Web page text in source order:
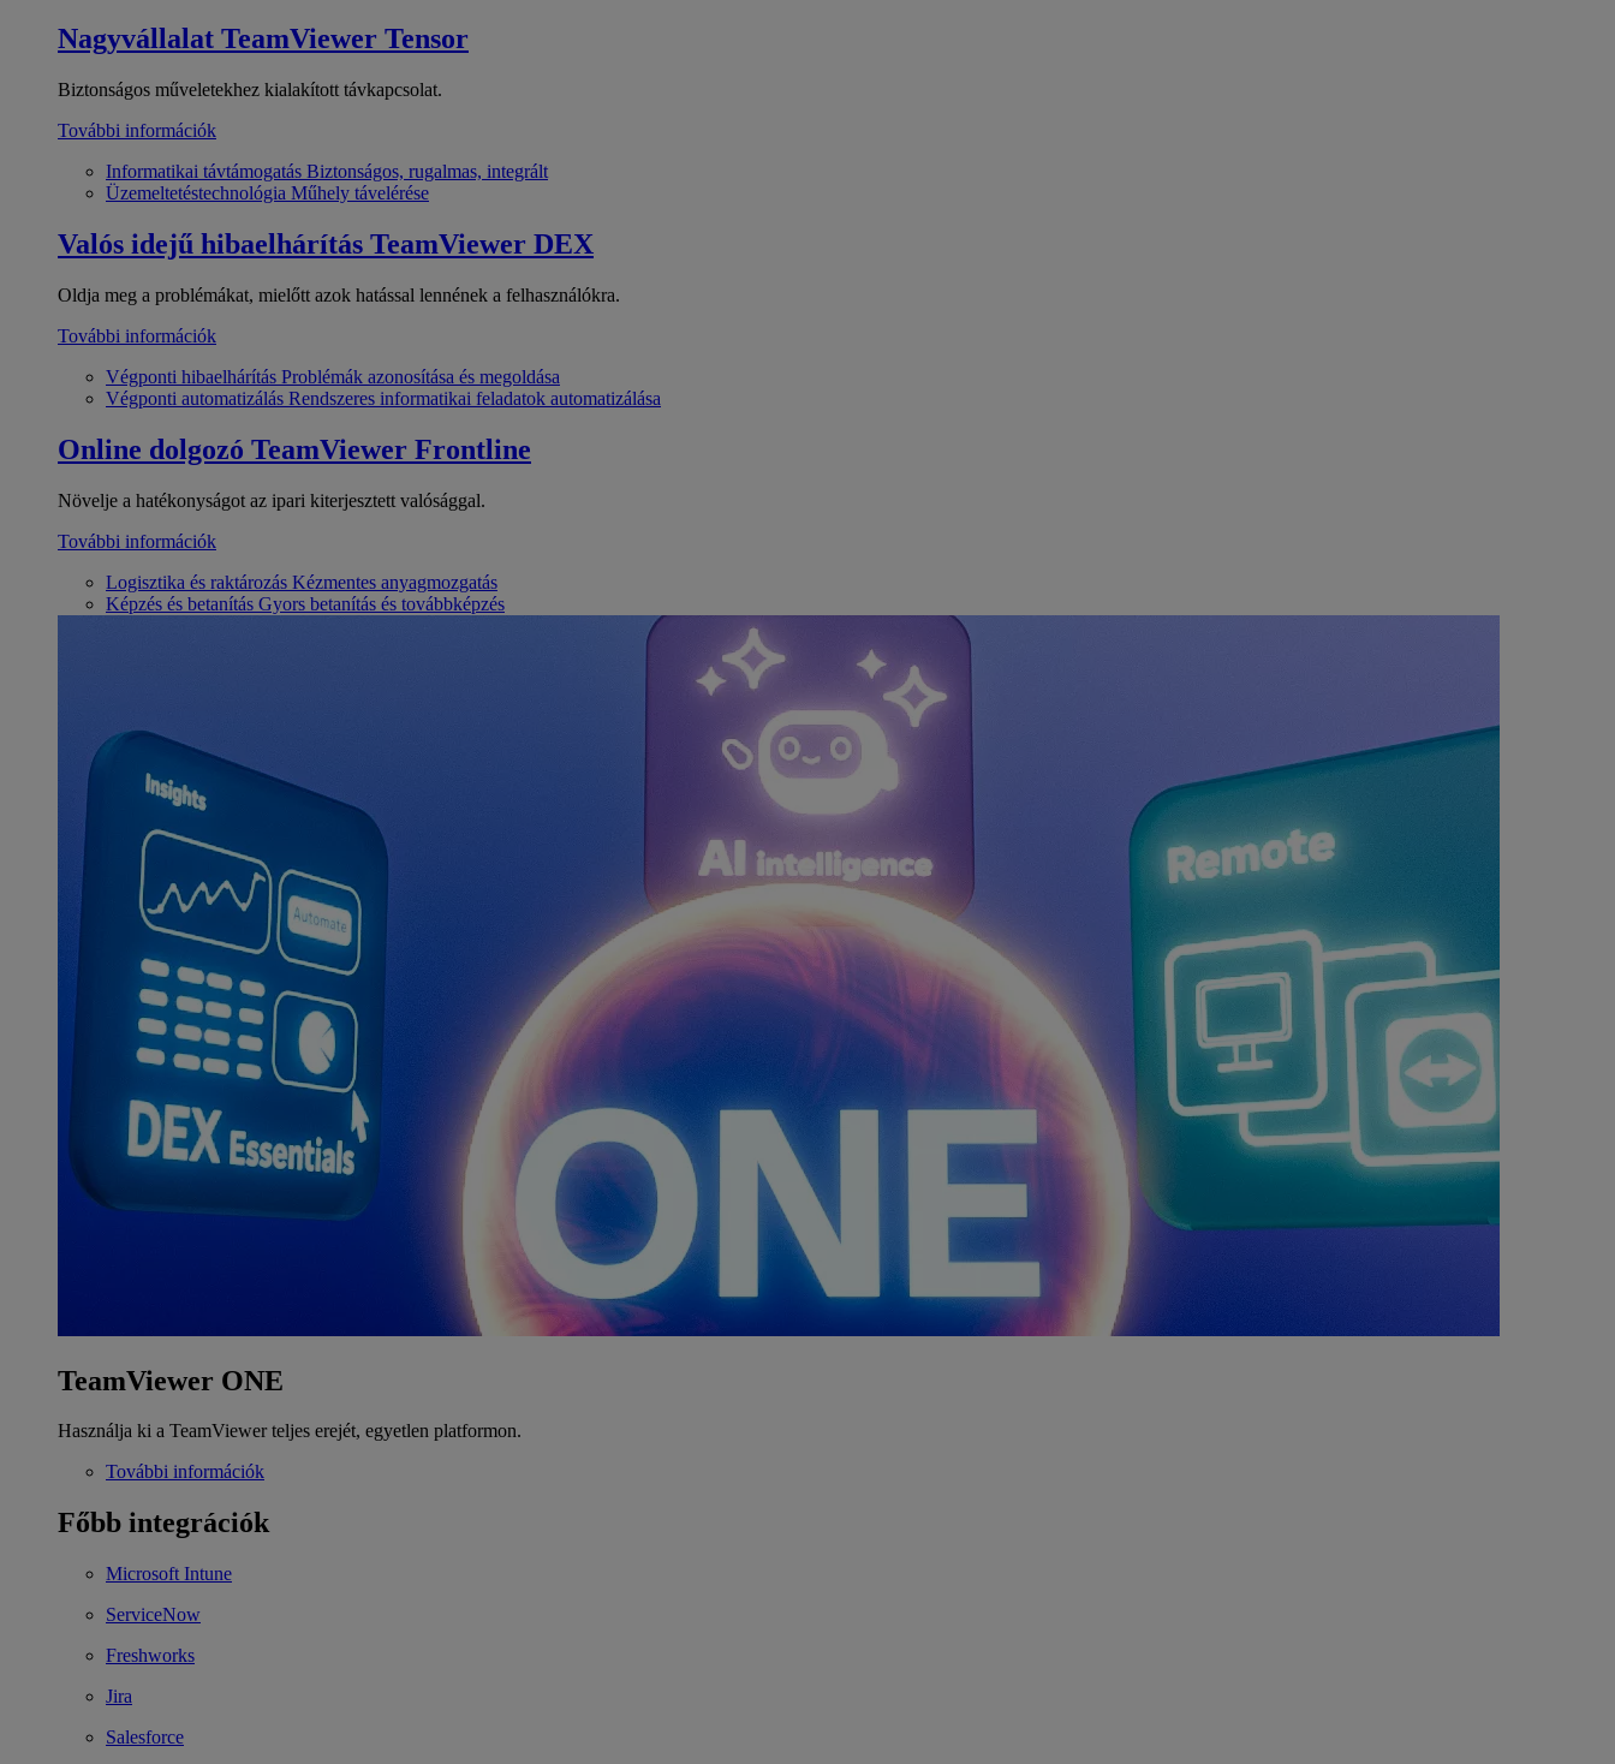
Nagyvállalat TeamViewer Tensor
Biztonságos műveletekhez kialakított távkapcsolat.
További információk
Informatikai távtámogatás Biztonságos, rugalmas, integrált
Üzemeltetéstechnológia Műhely távelérése
Valós idejű hibaelhárítás TeamViewer DEX
Oldja meg a problémákat, mielőtt azok hatással lennének a felhasználókra.
További információk
Végponti hibaelhárítás Problémák azonosítása és megoldása
Végponti automatizálás Rendszeres informatikai feladatok automatizálása
Online dolgozó TeamViewer Frontline
Növelje a hatékonyságot az ipari kiterjesztett valósággal.
További információk
Logisztika és raktározás Kézmentes anyagmozgatás
Képzés és betanítás Gyors betanítás és továbbképzés
TeamViewer ONE
Használja ki a TeamViewer teljes erejét, egyetlen platformon.
További információk
Főbb integrációk
Microsoft Intune
ServiceNow
Freshworks
Jira
Salesforce